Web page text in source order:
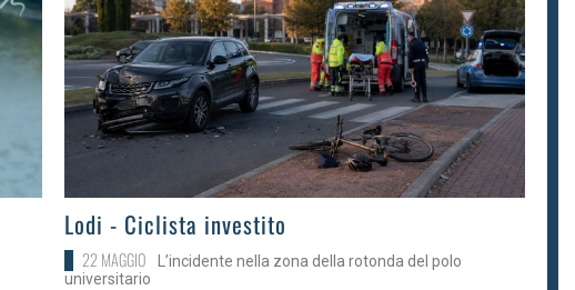
>Lodi - Ciclista investito
22 MAGGIO
L’incidente nella zona della rotonda del polo
universitario